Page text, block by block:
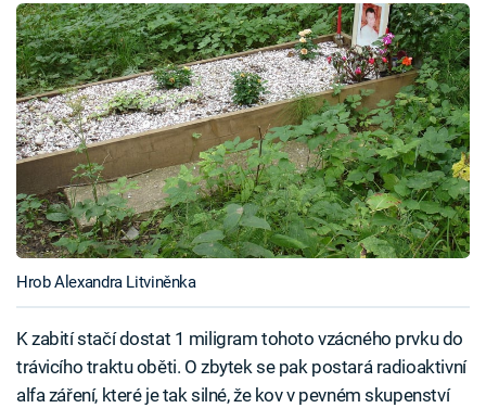
Hrob Alexandra Litviněnka
K zabití stačí dostat 1 miligram tohoto vzácného prvku do
trávicího traktu oběti. O zbytek se pak postará radioaktivní
alfa záření, které je tak silné, že kov v pevném skupenství